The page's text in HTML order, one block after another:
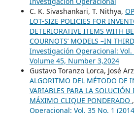
C. K. Sivashankari, T. Nithya,
LOT-SIZE POLICIES FOR
DETERIORATIVE ITEMS WITH
COURNOTS’ MODELS –IN
Investigación Operacional: Vol.
Volume 45, Number 3,2024
Gustavo Toranzo Lorca, José
ALGORITMO DEL MÉTODO DE
VARIABLES PARA LA SOLUCIÓN
MÁXIMO CLIQUE PONDERADO ,
Operacional: Vol. 35 No. 1